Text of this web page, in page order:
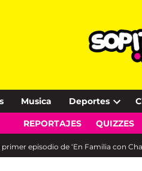
Musica Deportes
Open
REPORTAJES QUIZZES
episodio de ‘En Familia con